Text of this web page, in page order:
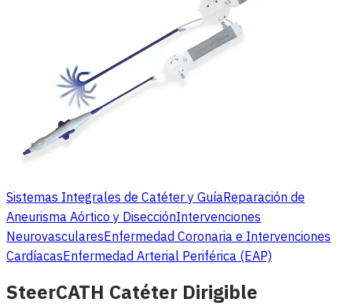
Sistemas Integrales de Catéter y GuíaReparación de
Aneurisma Aórtico y DisecciónIntervenciones
NeurovascularesEnfermedad Coronaria e Intervenciones
CardíacasEnfermedad Arterial Periférica (EAP)
SteerCATH Catéter Dirigible